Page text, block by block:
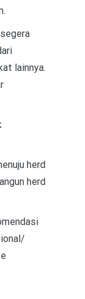
lainnya.
herd
herd